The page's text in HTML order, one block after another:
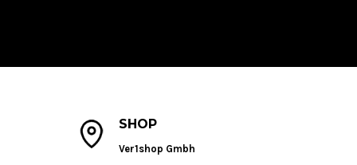
SHOP
Ver1shop Gmbh